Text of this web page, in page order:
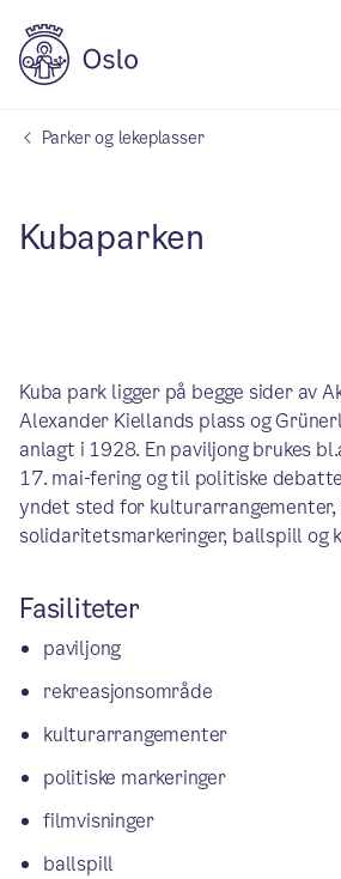
Parker og lekeplasser
Kubaparken
Kuba park ligger på begge sider av
Alexander Kiellands plass og
anlagt i 1928. En paviljong brukes
17. mai-fering og til politiske
yndet sted for kulturarrangementer,
solidaritetsmarkeringer, ballspill og
Fasiliteter
paviljong
rekreasjonsområde
kulturarrangementer
politiske markeringer
filmvisninger
ballspill